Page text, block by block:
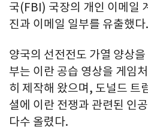
국(FBI) 국장의 개인 이메일
진과 이메일 일부를 유출했다.
양국의 선전전도 가열 양상
부는 이란 공습 영상을 게임
히 제작해 왔으며, 도널드 트
셜에 이란 전쟁과 관련된 인
다수 올렸다.